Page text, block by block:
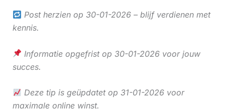
Post herzien op 30-01-2026 – blijf verdienen met
kennis.
Informatie opgefrist op 30-01-2026 voor jouw
succes.
Deze tip is geüpdatet op 31-01-2026 voor
maximale online winst.